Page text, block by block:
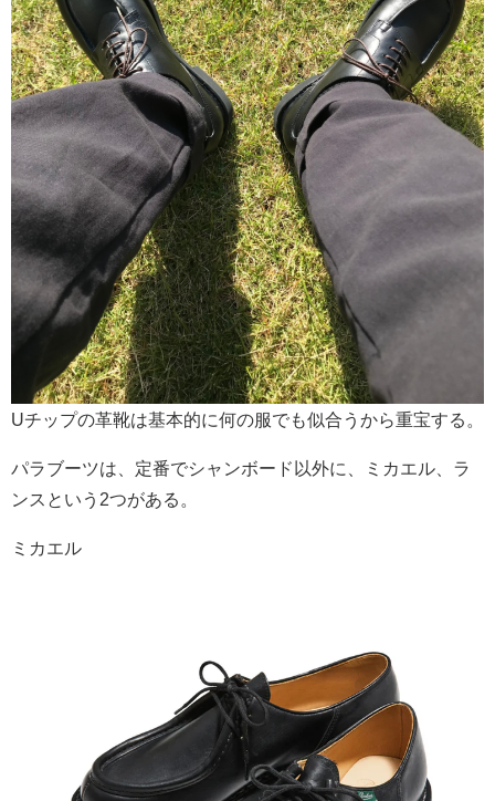
Uチップの革靴は基本的に何の服でも似合うから重宝する。
パラブーツは、定番でシャンボード以外に、ミカエル、ラ
ンスという2つがある。
ミカエル